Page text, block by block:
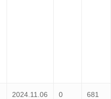
2024.11.06 0 681